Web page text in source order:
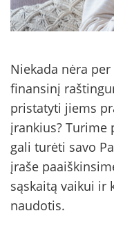
Niekada nėra
finansinį
pristatyti jiems
įrankius? Turime
gali turėti savo
įraše
sąskaitą vaikui ir
naudotis.